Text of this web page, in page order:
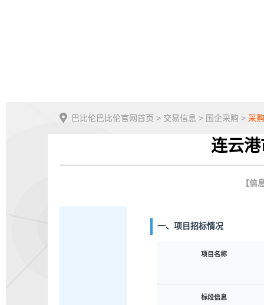
巴比伦巴比伦官网首页 > 交易信息 > 国企采购 > 采
连云
【信
一、项目招标情况
项目名称
标段信息